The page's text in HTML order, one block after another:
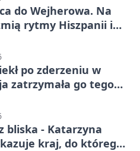
do Wejherowa. Na
rytmy Hiszpanii i
po zderzeniu w
zatrzymała go tego
bliska - Katarzyna
kraj, do którego